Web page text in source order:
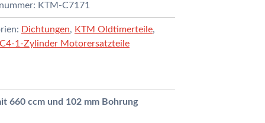
KTM-C7171
Dichtungen, KTM Oldtimerteile,
1-Zylinder Motorersatzteile
660 ccm und 102 mm Bohrung